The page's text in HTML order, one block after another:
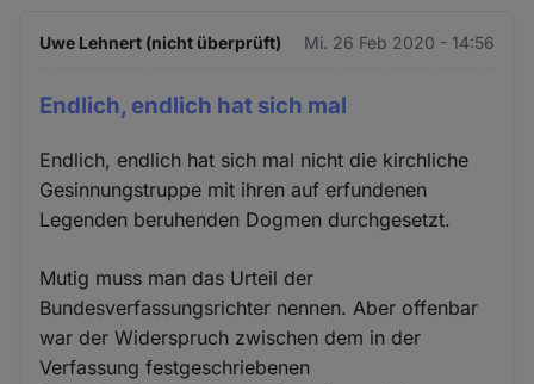
Uwe Lehnert (nicht überprüft) Mi. 26 Feb 2020 - 14:56
Endlich, endlich hat sich mal
Endlich, endlich hat sich mal nicht die kirchliche
Gesinnungstruppe mit ihren auf erfundenen
Legenden beruhenden Dogmen durchgesetzt.
Mutig muss man das Urteil der
Bundesverfassungsrichter nennen. Aber offenbar
war der Widerspruch zwischen dem in der
Verfassung festgeschriebenen